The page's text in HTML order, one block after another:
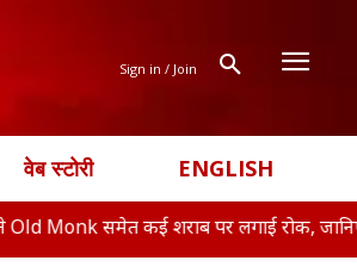
Sign in / Join
वेब स्टोरी ENGLISH
समेत कई शराब पर लगाई रोक, जानिए क्या ह�